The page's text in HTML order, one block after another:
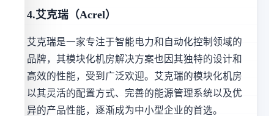
4.艾克瑞（Acrel）
艾克瑞是一家专注于智能电力和自动化控制领域的
品牌，其模块化机房解决方案也因其独特的设计和
高效的性能，受到广泛欢迎。艾克瑞的模块化机房
以其灵活的配置方式、完善的能源管理系统以及优
异的产品性能，逐渐成为中小型企业的首选。